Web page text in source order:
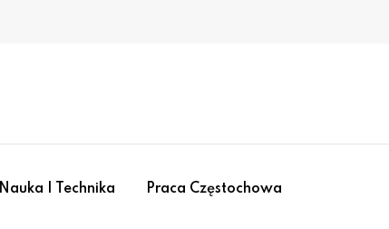
Nauka I Technika Praca Częstochowa